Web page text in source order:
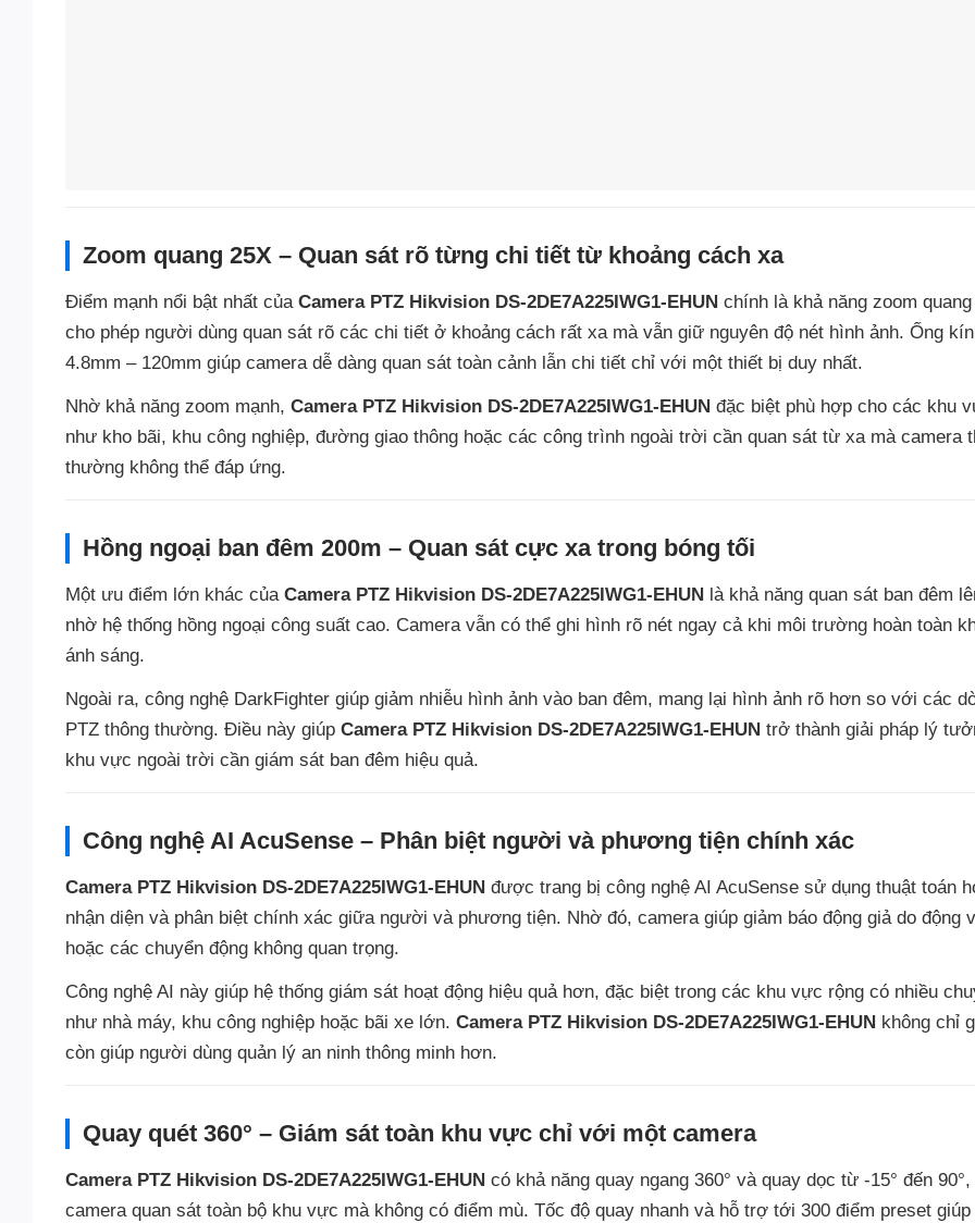
Zoom quang 25X – Quan sát rõ từng chi tiết từ khoảng cách xa
Điểm mạnh nổi bật nhất của Camera PTZ Hikvision DS-2DE7A225IWG1-EHUN chính là khả năng zoom
cho phép người dùng quan sát rõ các chi tiết ở khoảng cách rất xa mà vẫn giữ nguyên độ nét hình ảnh. Ống
4.8mm – 120mm giúp camera dễ dàng quan sát toàn cảnh lẫn chi tiết chỉ với một thiết bị duy nhất.
Nhờ khả năng zoom mạnh, Camera PTZ Hikvision DS-2DE7A225IWG1-EHUN đặc biệt phù hợp cho các khu
như kho bãi, khu công nghiệp, đường giao thông hoặc các công trình ngoài trời cần quan sát từ xa mà camera
thường không thể đáp ứng.
Hồng ngoại ban đêm 200m – Quan sát cực xa trong bóng tối
Một ưu điểm lớn khác của Camera PTZ Hikvision DS-2DE7A225IWG1-EHUN là khả năng quan sát ban đêm
nhờ hệ thống hồng ngoại công suất cao. Camera vẫn có thể ghi hình rõ nét ngay cả khi môi trường hoàn toàn
ánh sáng.
Ngoài ra, công nghệ DarkFighter giúp giảm nhiễu hình ảnh vào ban đêm, mang lại hình ảnh rõ hơn so với các
PTZ thông thường. Điều này giúp Camera PTZ Hikvision DS-2DE7A225IWG1-EHUN trở thành giải pháp lý
khu vực ngoài trời cần giám sát ban đêm hiệu quả.
Công nghệ AI AcuSense – Phân biệt người và phương tiện chính xác
Camera PTZ Hikvision DS-2DE7A225IWG1-EHUN được trang bị công nghệ AI AcuSense sử dụng thuật toán
nhận diện và phân biệt chính xác giữa người và phương tiện. Nhờ đó, camera giúp giảm báo động giả do động
hoặc các chuyển động không quan trọng.
Công nghệ AI này giúp hệ thống giám sát hoạt động hiệu quả hơn, đặc biệt trong các khu vực rộng có nhiều
như nhà máy, khu công nghiệp hoặc bãi xe lớn. Camera PTZ Hikvision DS-2DE7A225IWG1-EHUN không chỉ
còn giúp người dùng quản lý an ninh thông minh hơn.
Quay quét 360° – Giám sát toàn khu vực chỉ với một camera
Camera PTZ Hikvision DS-2DE7A225IWG1-EHUN có khả năng quay ngang 360° và quay dọc từ -15° đến 90°,
camera quan sát toàn bộ khu vực mà không có điểm mù. Tốc độ quay nhanh và hỗ trợ tới 300 điểm preset